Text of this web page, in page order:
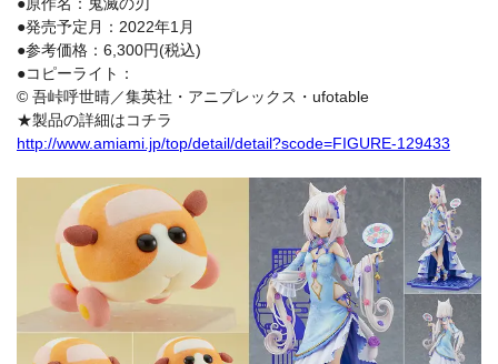
●原作名：鬼滅の刃
●発売予定月：2022年1月
●参考価格：6,300円(税込)
●コピーライト：
© 吾峠呼世晴／集英社・アニプレックス・ufotable
★製品の詳細はコチラ
http://www.amiami.jp/top/detail/detail?scode=FIGURE-129433